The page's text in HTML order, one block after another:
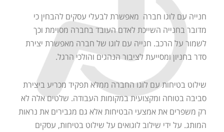
חנייה עם לוגו חברה מאפשרת לבעלי עסקים להבחין כי
מדובר בחנייה השייכת לאדם העובד בחברה מסוימת וכך
לשמור על הרכב. חנייה עם לוגו של חברה מאפשרת יצירת
סדר בחניון ומסייעת לציבור הנהגים והולכי הרגל.
שילוט בטיחות עם לוגו החברה ממלא תפקיד מכריע ביצירת
סביבה בטוחה ומקצועית במקומות העבודה. שלטים אלה לא
רק משפרים את אמצעי הבטיחות אלא גם מגבירים את נראות
המותג. על ידי שילוב לוגואים על שילוט בטיחות, עסקים